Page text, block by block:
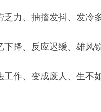
乏力、抽搐发抖、发冷
下降、反应迟缓、雄风
工作、变成废人、生不